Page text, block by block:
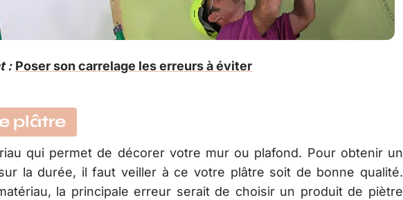
: Poser son carrelage les erreurs à éviter
plâtre
qui permet de décorer votre mur ou plafond. Pour obtenir un
la durée, il faut veiller à ce votre plâtre soit de bonne qualité.
la principale erreur serait de choisir un produit de piètre